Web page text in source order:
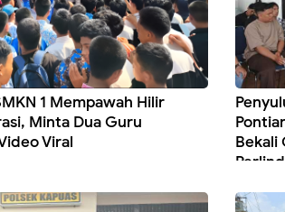
1 Mempawah Hilir
Minta Dua Guru
Viral
Bekali